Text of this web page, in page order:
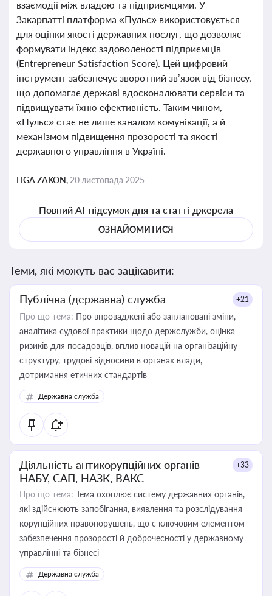
взаємодії між владою та підприємцями. У
Закарпатті платформа «Пульс» використовується
для оцінки якості державних послуг, що дозволяє
формувати індекс задоволеності підприємців
(Entrepreneur Satisfaction Score). Цей цифровий
інструмент забезпечує зворотний зв’язок від бізнесу,
що допомагає державі вдосконалювати сервіси та
підвищувати їхню ефективність. Таким чином,
«Пульс» стає не лише каналом комунікації, а й
механізмом підвищення прозорості та якості
державного управління в Україні.
LIGA ZAKON, 20 листопада 2025
Повний AI-підсумок дня та статті-джерела
ОЗНАЙОМИТИСЯ
Теми, які можуть вас зацікавити:
Публічна (державна) служба +21
Про що тема: Про впроваджені або заплановані зміни,
аналітика судової практики щодо держслужби, оцінка
ризиків для посадовців, вплив новацій на організаційну
структуру, трудові відносини в органах влади,
дотримання етичних стандартів
Державна служба
Діяльність антикорупційних органів
НАБУ, САП, НАЗК, ВАКС
+33
Про що тема: Тема охоплює систему державних органів,
які здійснюють запобігання, виявлення та розслідування
корупційних правопорушень, що є ключовим елементом
забезпечення прозорості й доброчесності у державному
управлінні та бізнесі
Державна служба